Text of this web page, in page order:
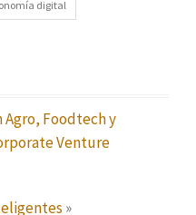
digital
Agro, Foodtech y
Venture
»